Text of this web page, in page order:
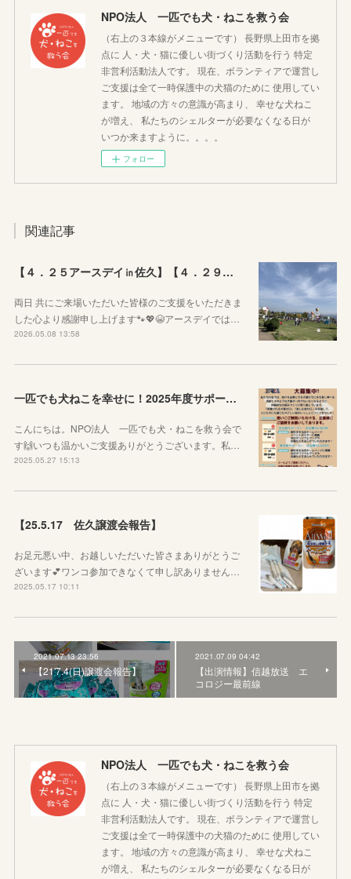
NPO法人 一匹でも犬・ねこを救う会
（右上の３本線がメニューです） 長野県上田市を拠
点に 人・犬・猫に優しい街づくり活動を行う 特定
非営利活動法人です。 現在、ボランティアで運営し
ご支援は全て一時保護中の犬猫のために 使用してい
ます。 地域の方々の意識が高まり、 幸せな犬ねこ
が増え、 私たちのシェルターが必要なくなる日が
いつか来ますように。。。。
フォロー
関連記事
【４．２５アースデイ㏌佐久】【４．２９ぷちっとおいでよマルシェVol.3】のご報告
両日 共にご来場いただいた皆様のご支援をいただきま
した心より感謝申し上げます🐾💖😭アースデイでは…
2026.05.08 13:58
一匹でも犬ねこを幸せに！2025年度サポーター企業様を募集しています！
こんにちは。NPO法人 一匹でも犬・ねこを救う会で
す🙌いつも温かいご支援ありがとうございます。私…
2025.05.27 15:13
【25.5.17 佐久譲渡会報告】
お足元悪い中、お越しいただいた皆さまありがとうご
ざいます💕ワンコ参加できなくて申し訳ありません…
2025.05.17 10:11
2021.07.13 23:56
【21'7.4(日)譲渡会報告】
2021.07.09 04:42
【出演情報】信越放送 エ
コロジー最前線
NPO法人 一匹でも犬・ねこを救う会
（右上の３本線がメニューです） 長野県上田市を拠
点に 人・犬・猫に優しい街づくり活動を行う 特定
非営利活動法人です。 現在、ボランティアで運営し
ご支援は全て一時保護中の犬猫のために 使用してい
ます。 地域の方々の意識が高まり、 幸せな犬ねこ
が増え、 私たちのシェルターが必要なくなる日が